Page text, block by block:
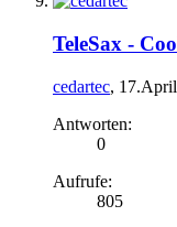
TeleSax -
cedartec,
Antworten:
0
Aufrufe:
805